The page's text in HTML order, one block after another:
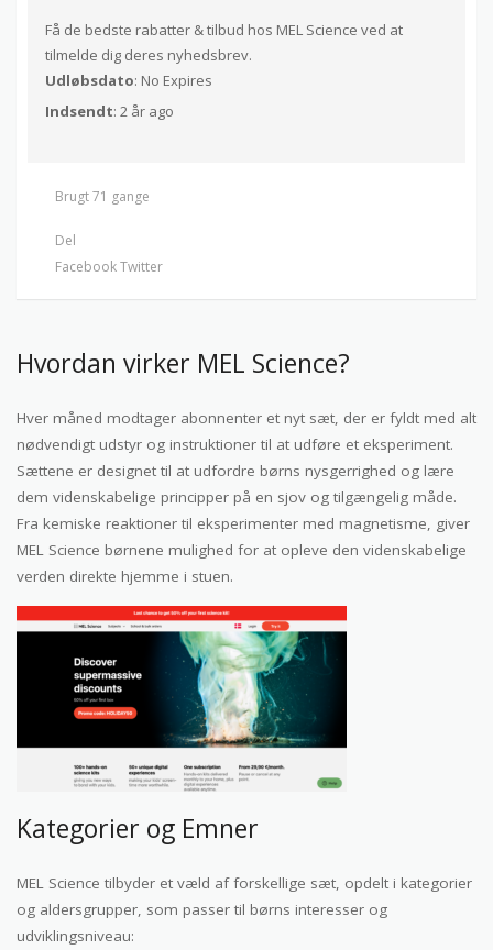
Få de bedste rabatter & tilbud hos MEL Science ved at
tilmelde dig deres nyhedsbrev.
Udløbsdato: No Expires
Indsendt: 2 år ago
Brugt 71 gange
Del
FacebookTwitter
Hvordan virker MEL Science?
Hver måned modtager abonnenter et nyt sæt, der er fyldt med alt
nødvendigt udstyr og instruktioner til at udføre et eksperiment.
Sættene er designet til at udfordre børns nysgerrighed og lære
dem videnskabelige principper på en sjov og tilgængelig måde.
Fra kemiske reaktioner til eksperimenter med magnetisme, giver
MEL Science børnene mulighed for at opleve den videnskabelige
verden direkte hjemme i stuen.
Kategorier og Emner
MEL Science tilbyder et væld af forskellige sæt, opdelt i kategorier
og aldersgrupper, som passer til børns interesser og
udviklingsniveau: